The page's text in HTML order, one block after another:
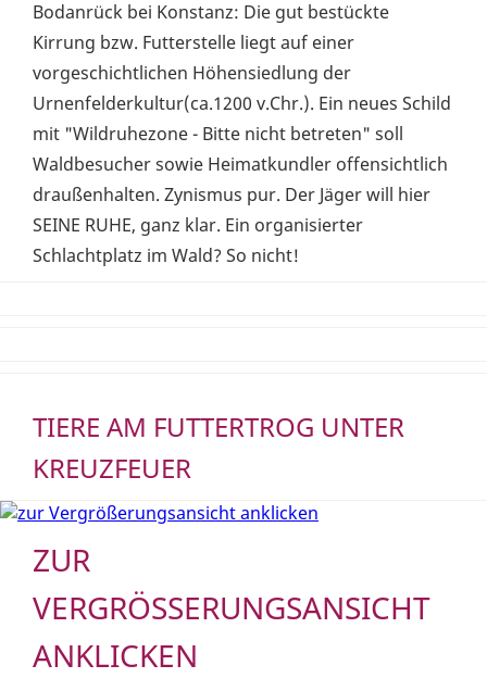
Bodanrück bei Konstanz: Die gut bestückte
Kirrung bzw. Futterstelle liegt auf einer
vorgeschichtlichen Höhensiedlung der
Urnenfelderkultur(ca.1200 v.Chr.). Ein neues Schild
mit "Wildruhezone - Bitte nicht betreten" soll
Waldbesucher sowie Heimatkundler offensichtlich
draußenhalten. Zynismus pur. Der Jäger will hier
SEINE RUHE, ganz klar. Ein organisierter
Schlachtplatz im Wald? So nicht!
TIERE AM FUTTERTROG UNTER
KREUZFEUER
ZUR
VERGRÖSSERUNGSANSICHT A
NKLICKEN